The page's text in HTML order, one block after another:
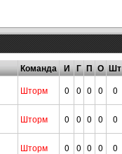
Команда И Г П О Шт
Шторм 0 0 0 0
0
Шторм 0 0 0 0
0
Шторм 0 0 0 0
0